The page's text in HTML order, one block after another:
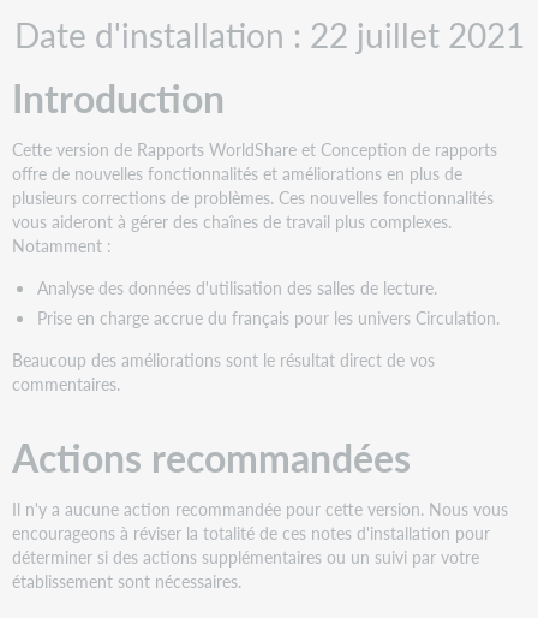
recommandées
fonctionnalités
et
Données
d'utilisation
des
salles
de
lecture
Nouveaux
d'événements
de
pour
l'utilisation
sur
place
Nouveaux
Date d'installation : 22 juillet 2021
Introduction
Cette version de Rapports WorldShare et Conception de rapports
offre de nouvelles fonctionnalités et améliorations en plus de
plusieurs corrections de problèmes. Ces nouvelles fonctionnalités
vous aideront à gérer des chaînes de travail plus complexes.
Notamment :
Analyse des données d'utilisation des salles de lecture.
Prise en charge accrue du français pour les univers Circulation.
Beaucoup des améliorations sont le résultat direct de vos
commentaires.
Actions recommandées
Il n'y a aucune action recommandée pour cette version. Nous vous
encourageons à réviser la totalité de ces notes d'installation pour
déterminer si des actions supplémentaires ou un suivi par votre
établissement sont nécessaires.